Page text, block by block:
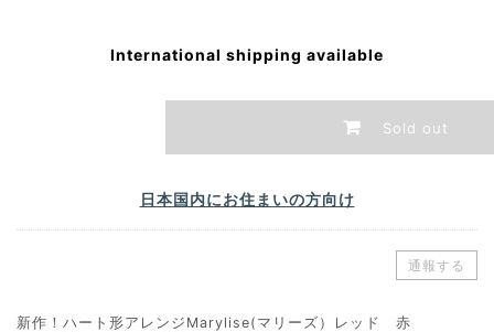
International shipping available
Sold out
日本国内にお住まいの方向け
通報する
新作！ハート形アレンジMarylise(マリーズ）レッド 赤